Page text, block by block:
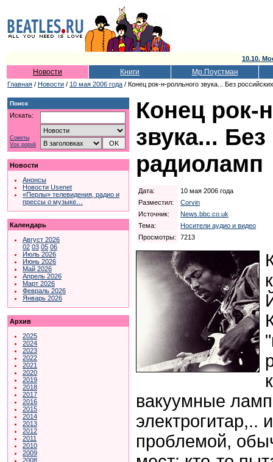
10.10.
Новости Книги Мр.Поустман
Главная / Новости / 10 мая 2006 года / Конец рок-н-ролльного звука... Без
Поиск
Искать:
Советы
Vox populi
Новости
Анонсы
Новости Usenet
«Перлы» телевидения, радио и
прессы о музыке…
Календарь
Август 2026
02 03 05 06
Июль 2026
Июнь 2026
Май 2026
Апрель 2026
Март 2026
Февраль 2026
Январь 2026
Архив
2025
2024
2023
2022
2021
2020
2019
2018
2017
2016
2015
2014
2013
2012
2011
2010
2009
2008
Конец рок-
звука...
радиоламп
Дата:
10 мая 2006 года
Разместил:
Corvin
Источник:
News.bbc.co.uk
Тема:
Носители аудио и видео
Просмотры:
7213
вакуумные
электрогитар,..
проблемой,